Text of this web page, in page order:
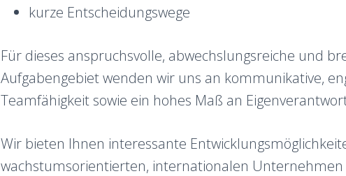
kurze Entscheidungswege
Für dieses anspruchsvolle, abwechslungsreiche und
Aufgabengebiet wenden wir uns an kommunikative,
Teamfähigkeit sowie ein hohes Maß an
Wir bieten Ihnen interessante
wachstumsorientierten, internationalen